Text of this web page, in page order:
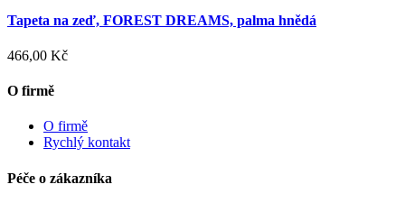
Tapeta na zeď, FOREST DREAMS, palma hnědá
466,00 Kč
O firmě
O firmě
Rychlý kontakt
Péče o zákazníka